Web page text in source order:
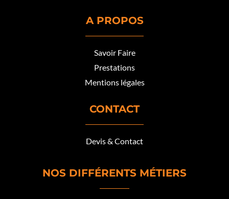
A PROPOS
Savoir Faire
Prestations
Mentions légales
CONTACT
Devis & Contact
NOS DIFFÉRENTS MÉTIERS